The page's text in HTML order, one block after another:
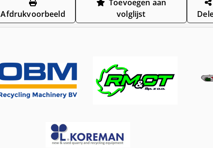
Afdrukvoorbeeld
Toevoegen aan
volglijst